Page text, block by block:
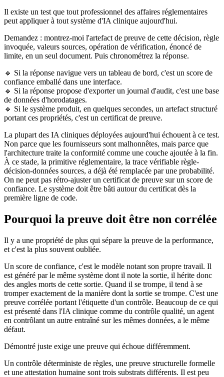
Il existe un test que tout professionnel des affaires réglementaires
peut appliquer à tout système d'IA clinique aujourd'hui.
Demandez : montrez-moi l'artefact de preuve de cette décision, règle
invoquée, valeurs sources, opération de vérification, énoncé de
limite, en un seul document. Puis chronométrez la réponse.
🔹 Si la réponse navigue vers un tableau de bord, c'est un score de
confiance emballé dans une interface.
🔹 Si la réponse propose d'exporter un journal d'audit, c'est une base
de données d'horodatages.
🔹 Si le système produit, en quelques secondes, un artefact structuré
portant ces propriétés, c'est un certificat de preuve.
La plupart des IA cliniques déployées aujourd'hui échouent à ce test.
Non parce que les fournisseurs sont malhonnêtes, mais parce que
l'architecture traite la conformité comme une couche ajoutée à la fin.
À ce stade, la primitive réglementaire, la trace vérifiable règle-
décision-données sources, a déjà été remplacée par une probabilité.
On ne peut pas rétro-ajuster un certificat de preuve sur un score de
confiance. Le système doit être bâti autour du certificat dès la
première ligne de code.
Pourquoi la preuve doit être non corrélée
Il y a une propriété de plus qui sépare la preuve de la performance,
et c'est la plus souvent oubliée.
Un score de confiance, c'est le modèle notant son propre travail. Il
est généré par le même système dont il note la sortie, il hérite donc
des angles morts de cette sortie. Quand il se trompe, il tend à se
tromper exactement de la manière dont la sortie se trompe. C'est une
preuve corrélée portant l'étiquette d'un contrôle. Beaucoup de ce qui
est présenté dans l'IA clinique comme du contrôle qualité, un agent
en contrôlant un autre entraîné sur les mêmes données, a le même
défaut.
Démontré juste exige une preuve qui échoue différemment.
Un contrôle déterministe de règles, une preuve structurelle formelle
et une attestation humaine sont trois substrats différents. Il est peu